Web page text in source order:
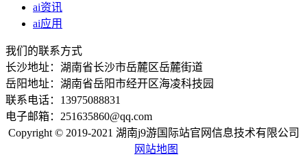
ai资讯
ai应用
我们的联系方式
长沙地址：湖南省长沙市岳麓区岳麓街道
岳阳地址：湖南省岳阳市经开区海凌科技园
联系电话：13975088831
电子邮箱：251635860@qq.com
Copyright © 2019-2021 湖南j9游国际站官网信息技术有限公司
网站地图